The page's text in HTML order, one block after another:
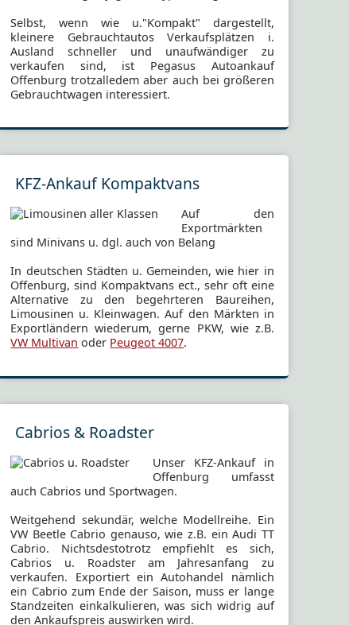
Selbst, wenn wie u."Kompakt" dargestellt,
kleinere Gebrauchtautos Verkaufsplätzen i.
Ausland schneller und unaufwändiger zu
verkaufen sind, ist Pegasus Autoankauf
Offenburg trotzalledem aber auch bei größeren
Gebrauchtwagen interessiert.
KFZ-Ankauf Kompaktvans
Auf den
Exportmärkten
sind Minivans u. dgl. auch von Belang
In deutschen Städten u. Gemeinden, wie hier in
Offenburg, sind Kompaktvans ect., sehr oft eine
Alternative zu den begehrteren Baureihen,
Limousinen u. Kleinwagen. Auf den Märkten in
Exportländern wiederum, gerne PKW, wie z.B.
VW Multivan oder Peugeot 4007.
Cabrios & Roadster
Unser KFZ-Ankauf in
Offenburg umfasst
auch Cabrios und Sportwagen.
Weitgehend sekundär, welche Modellreihe. Ein
VW Beetle Cabrio genauso, wie z.B. ein Audi TT
Cabrio. Nichtsdestotrotz empfiehlt es sich,
Cabrios u. Roadster am Jahresanfang zu
verkaufen. Exportiert ein Autohandel nämlich
ein Cabrio zum Ende der Saison, muss er lange
Standzeiten einkalkulieren, was sich widrig auf
den Ankaufspreis auswirken wird.